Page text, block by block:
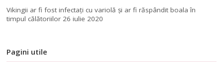
Vikingii ar fi fost infectaţi cu variolă şi ar fi răspândit boala în
timpul călătoriilor 26 iulie 2020
Pagini utile